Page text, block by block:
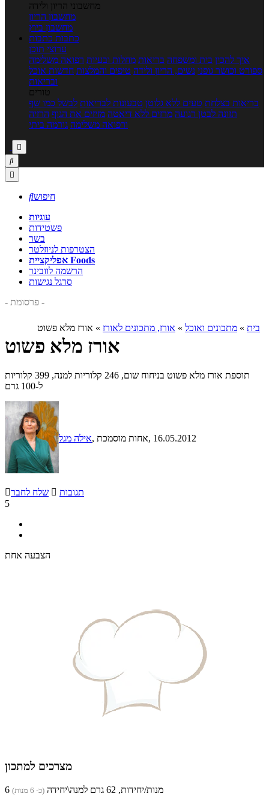
מחשבוני הריון ולידה
מחשבון הריון
מחשבון ביוץ
כתבות כתבות
ערוצי תוכן
איך להכין בית ומשפחה בריאות מחלות ובעיות רפואה משלימה
ספורט וכושר גופני נשים, הריון ולידה טיפים והמלצות חדשות אוכל
ובריאות
טורים
בריאות בצלחת טעים ללא גלוטן טבעונות לבריאות לבשל כמו שף
תזונה לבטן רגועה מרזים ללא דיאטה מזיזים את הגוף הרזיה
ורפואה משלימה גורמה ביתי



חיפוש
עוגיות
פשטידות
בשר
הצטרפות לניוזלטר
אפליקציית Foods
הרשמה לוובינר
סרגל נגישות
- פרסומת -
בית » מתכונים ואוכל » אורז, מתכונים לאורז » אורז מלא פשוט
אורז מלא פשוט
תוספת אורז מלא פשוט בניחוח שום, 246 קלוריות למנה, 399 קלוריות
ל-100 גרם
אילה מגל , אחות מוסמכת, 16.05.2012
שלח לחבר  תגובות
5
הצבעה אחת
מצרכים למתכון
6 מנות/יחידות, 62 גרם למנה\יחידה (כ- 6 מנות)